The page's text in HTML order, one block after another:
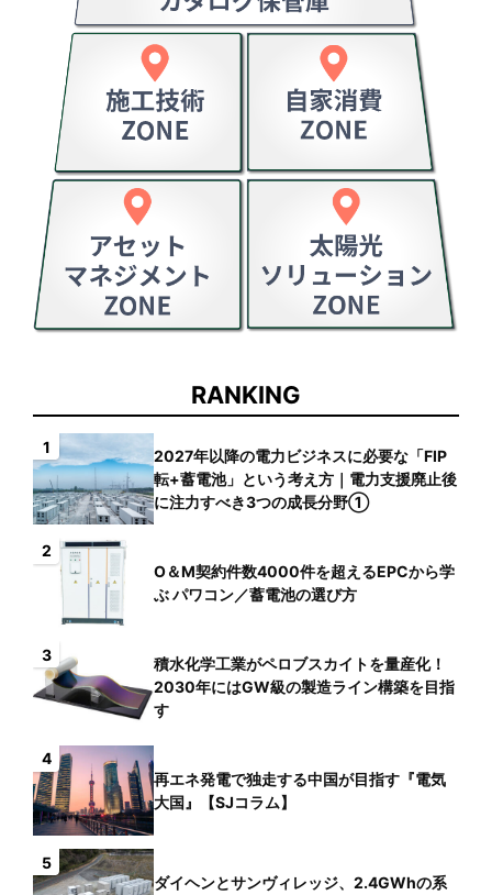
RANKING
1
2027年以降の電力ビジネスに必要な「FIP
転+蓄電池」という考え方｜電力支援廃止後
に注力すべき3つの成長分野①
2
O＆M契約件数4000件を超えるEPCから学
ぶ パワコン／蓄電池の選び方
3
積水化学工業がペロブスカイトを量産化！
2030年にはGW級の製造ライン構築を目指
す
4
再エネ発電で独走する中国が目指す『電気
大国』【SJコラム】
5
ダイヘンとサンヴィレッジ、2.4GWhの系